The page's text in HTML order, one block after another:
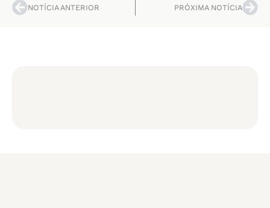
NOTÍCIA ANTERIOR PRÓXIMA NOTÍCIA